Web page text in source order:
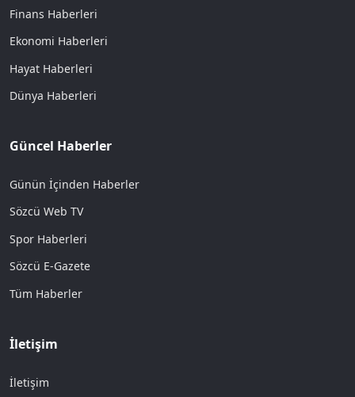
Finans Haberleri
Ekonomi Haberleri
Hayat Haberleri
Dünya Haberleri
Güncel Haberler
Günün İçinden Haberler
Sözcü Web TV
Spor Haberleri
Sözcü E-Gazete
Tüm Haberler
İletişim
İletişim